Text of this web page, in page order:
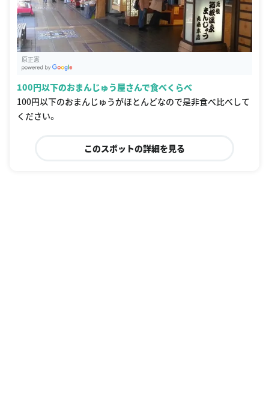
原正憲
100円以下のおまんじゅう屋さんで食べくらべ
100円以下のおまんじゅうがほとんどなので是非食べ比べして
ください。
このスポットの詳細を見る